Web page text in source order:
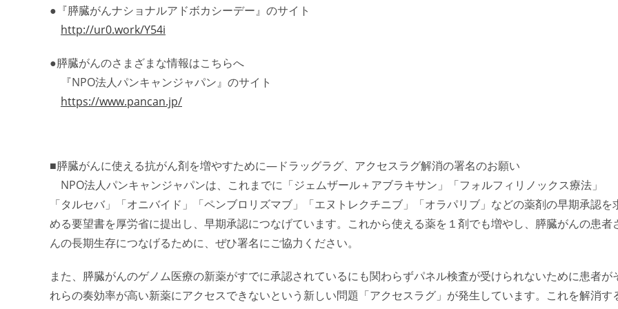
●『膵臓がんナショナルアドボカシーデー』のサイト
http://ur0.work/Y54i
●膵臓がんのさまざまな情報はこちらへ
『NPO法人パンキャンジャパン』のサイト
https://www.pancan.jp/
■膵臓がんに使える抗がん剤を増やすために―ドラッグラグ、アクセスラグ解消の署名のお願い
NPO法人パンキャンジャパンは、これまでに「ジェムザール＋アブラキサン」「フォルフィリノックス療法」
「タルセバ」「オニバイド」「ペンブロリズマブ」「エヌトレクチニブ」
「オラパリブ」 などの薬剤の早期承認を
める要望書を厚労省に提出し、早期承認につなげています。 これから使える薬を１剤でも増やし、膵臓がんの患者
んの長期生存につなげるために、ぜひ署名にご協力ください。
また、膵臓がんのゲノム医療の新薬がすでに承認されているにも関わらずパネル検査が受けられないために患者が
れらの奏効率が高い新薬にアクセスできないという新しい問題「アクセスラグ」が発生しています。これを解消す